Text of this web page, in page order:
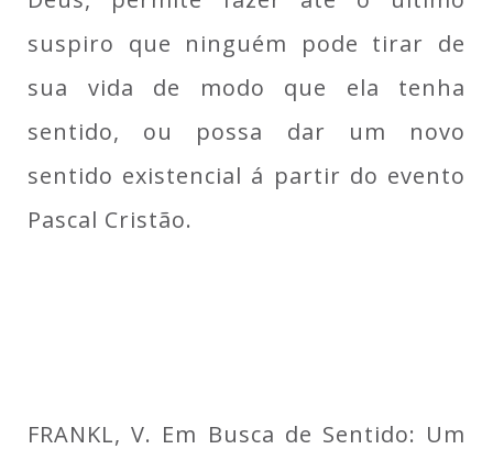
suspiro que ninguém pode tirar de
sua vida de modo que ela tenha
sentido, ou possa dar um novo
sentido existencial á partir do evento
Pascal Cristão.
FRANKL, V. Em Busca de Sentido: Um